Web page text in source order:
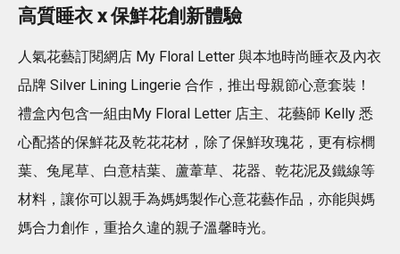
高質睡衣 x 保鮮花創新體驗
⼈氣花藝訂閱網店 My Floral Letter 與本地時尚睡衣及內衣
品牌 Silver Lining Lingerie 合作，推出⺟親節⼼意套裝！
禮盒內包含一組由My Floral Letter 店主、花藝師 Kelly 悉
心配搭的保鮮花及乾花花材，除了保鮮玫瑰花，更有棕櫚
葉、兔尾草、白意桔葉、蘆葦草、花器、乾花泥及鐵線等
材料，讓你可以親手為媽媽製作⼼意花藝作品，亦能與媽
媽合⼒創作，重拾久違的親⼦溫馨時光。